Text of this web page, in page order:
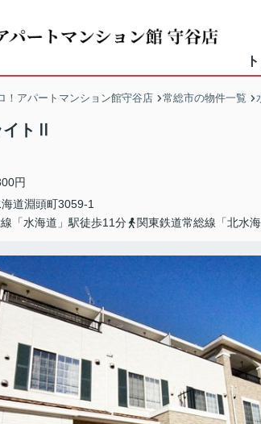
！アパートマンション館守谷店 常総市の物件一覧
トⅡ
円
道淵頭町3059-1
「水海道」駅徒歩11分
関東鉄道常総線「北水